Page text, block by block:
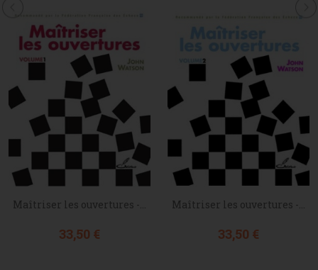
Maîtriser les ouvertures -...
Prix
33,50 €
Maîtriser les ouvertures -...
Prix
33,50 €